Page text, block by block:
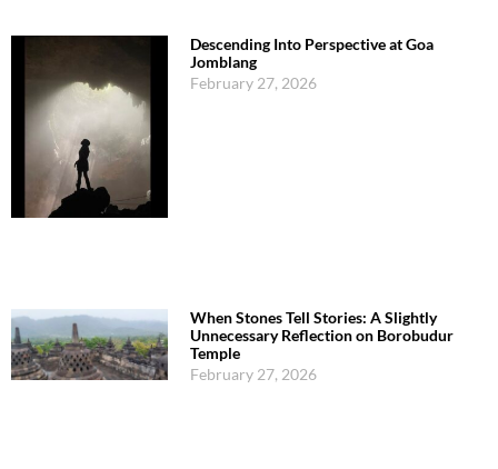
Descending Into Perspective at Goa
Jomblang
February 27, 2026
When Stones Tell Stories: A Slightly
Unnecessary Reflection on Borobudur
Temple
February 27, 2026